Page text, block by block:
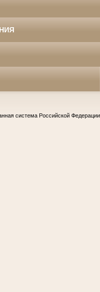
система Российской